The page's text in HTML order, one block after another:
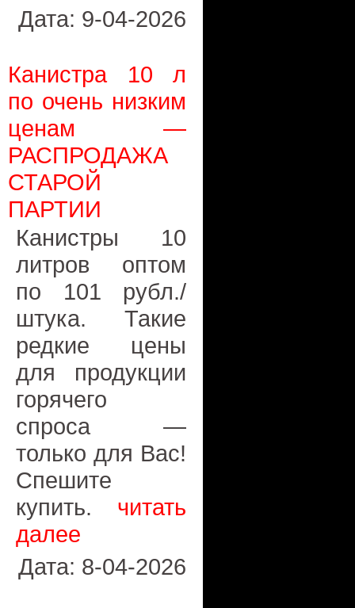
Дата: 9-04-2026
Канистра 10 л
по очень низким
ценам —
РАСПРОДАЖА
СТАРОЙ
ПАРТИИ
Канистры 10
литров оптом
по 101 рубл./
штука. Такие
редкие цены
для продукции
горячего
спроса —
только для Вас!
Спешите
купить. читать
далее
Дата: 8-04-2026